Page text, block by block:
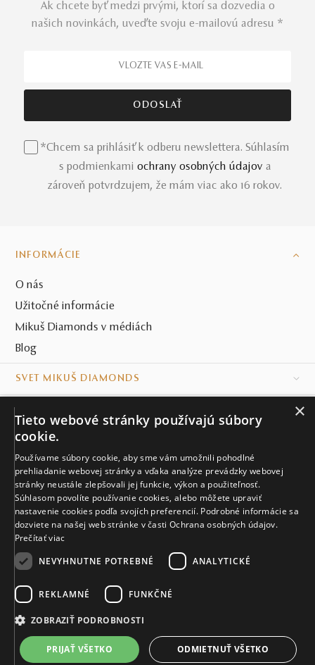
3 939 €
Vyrobíme a doručíme do 21 dní
VIAC INFO
Ak chcete byť medzi prvými, ktorí sa dozvedia o
našich novinkách, uveďte svoju e-mailovú adresu *
*Chcem sa prihlásiť k odberu newslettera. Súhlasím
s podmienkami ochrany osobných údajov a
zároveň potvrdzujem, že mám viac ako 16 rokov.
INFORMÁCIE
O nás
Užitočné informácie
Mikuš Diamonds v médiách
Blog
SVET MIKUŠ DIAMONDS
KONTAKT
Naše klenotníctva
Sídlo spoločnosti
© MIKUŠ DIAMONDS, A.S. 2026. VŠETKY PRÁVA VYHRADENÉ.
×
Tieto webové stránky používajú súbory
cookie.
Používame súbory cookie, aby sme vám umožnili pohodlné
prehliadanie webovej stránky a vďaka analýze prevádzky webovej
stránky neustále zlepšovali jej funkcie, výkon a použiteľnosť.
Súhlasom povolíte používanie cookies, alebo môžete upraviť
nastavenie cookies podľa svojích preferencií. Podrobné informácie sa
dozviete na našej web stránke v časti Ochrana osobných údajov.
Prečítať viac
NEVYHNUTNE POTREBNÉ
ANALYTICKÉ
REKLAMNÉ FUNKČNÉ
ZOBRAZIŤ PODROBNOSTI
PRIJAŤ VŠETKO ODMIETNUŤ VŠETKO